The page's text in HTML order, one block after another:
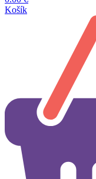
Košík